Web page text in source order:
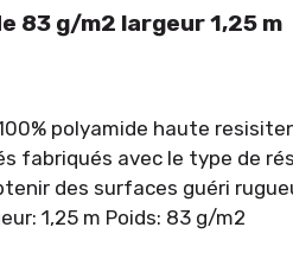
83 g/m2 largeur 1,25 m
polyamide haute
fabriqués avec le type de
des surfaces guéri
1,25 m Poids: 83 g/m2